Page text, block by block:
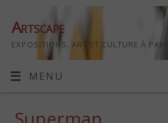
Artscape
EXPOSITIONS, ART ET CULTURE À PARIS
MENU